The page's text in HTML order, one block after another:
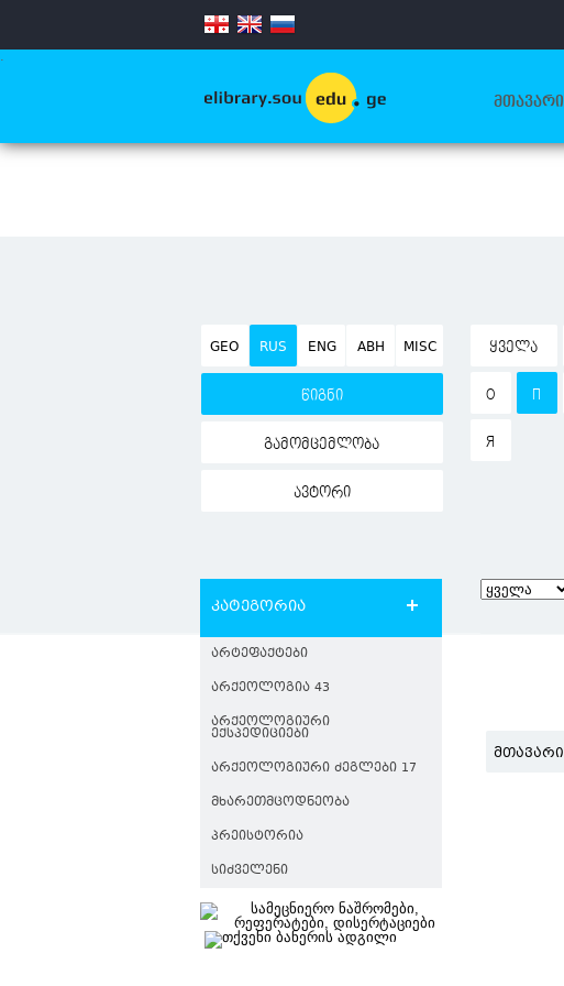
.
ᲛᲗᲐᲕᲐᲠᲘ
GEO RUS ENG ABH MISC
წიგნი
გამომცემლობა
ავტორი
ᲧᲕᲔᲚᲐ
О П
Я
კატეგორია
ᲐᲠᲢᲔᲤᲐᲥᲢᲔᲑᲘ
ᲐᲠᲥᲔᲝᲚᲝᲒᲘᲐ 43
ᲐᲠᲥᲔᲝᲚᲝᲒᲘᲣᲠᲘ
ᲔᲥᲡᲞᲔᲓᲘᲪᲘᲔᲑᲘ
ᲐᲠᲥᲔᲝᲚᲝᲒᲘᲣᲠᲘ ᲫᲔᲒᲚᲔᲑᲘ 17
ᲛᲮᲐᲠᲔᲗᲛᲪᲝᲓᲜᲔᲝᲑᲐ
ᲞᲠᲔᲘᲡᲢᲝᲠᲘᲐ
ᲡᲘᲫᲕᲔᲚᲔᲜᲘ
ᲛᲗᲐᲕᲐᲠᲘ